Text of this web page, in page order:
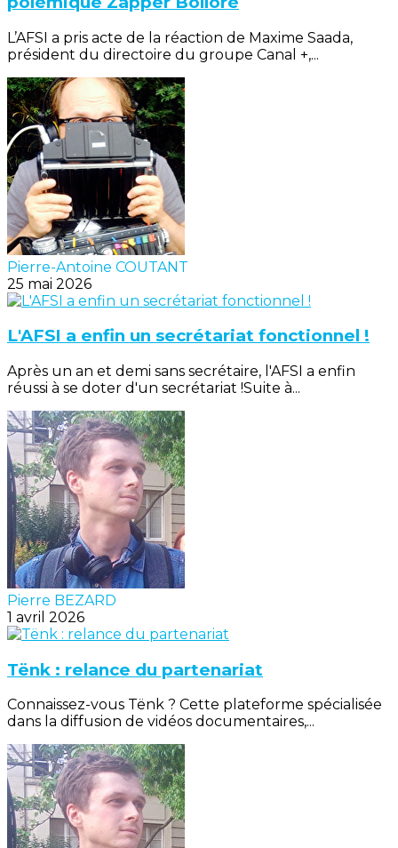
L’AFSI a pris acte de la réaction de Maxime Saada,
président du directoire du groupe Canal +,...
Pierre-Antoine COUTANT
25 mai 2026
L'AFSI a enfin un secrétariat fonctionnel !
Après un an et demi sans secrétaire, l'AFSI a enfin
réussi à se doter d'un secrétariat !Suite à...
Pierre BEZARD
1 avril 2026
Tënk : relance du partenariat
Connaissez-vous Tënk ? Cette plateforme spécialisée
dans la diffusion de vidéos documentaires,...